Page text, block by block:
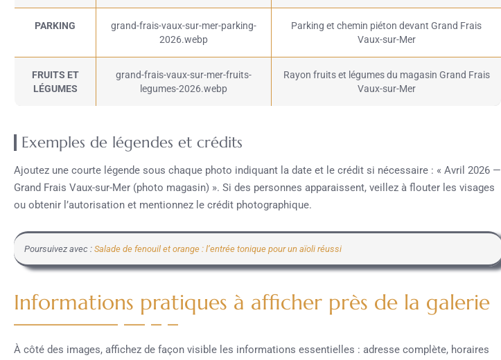
PARKING
grand-frais-vaux-sur-mer-parking-
2026.webp
Parking et chemin piéton devant Grand Frais
Vaux-sur-Mer
FRUITS ET
LÉGUMES
grand-frais-vaux-sur-mer-fruits-
legumes-2026.webp
Rayon fruits et légumes du magasin Grand Frais
Vaux-sur-Mer
Exemples de légendes et crédits
Ajoutez une courte légende sous chaque photo indiquant la date et le crédit si nécessaire : « Avril 2026 —
Grand Frais Vaux-sur-Mer (photo magasin) ». Si des personnes apparaissent, veillez à flouter les visages
ou obtenir l’autorisation et mentionnez le crédit photographique.
Poursuivez avec : Salade de fenouil et orange : l’entrée tonique pour un aïoli réussi
Informations pratiques à afficher près de la galerie
À côté des images, affichez de façon visible les informations essentielles : adresse complète, horaires